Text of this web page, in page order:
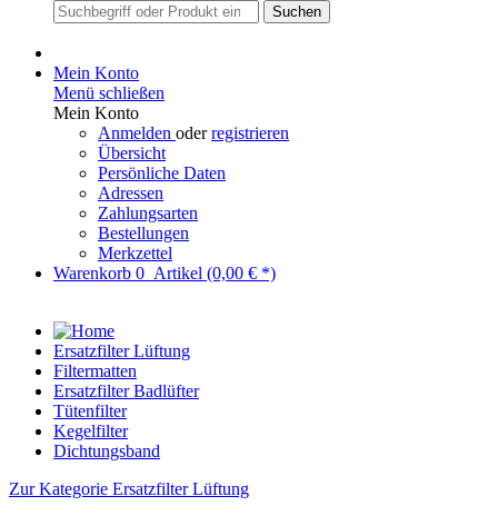
Suchen
Mein Konto
Menü schließen
Mein Konto
Anmelden oderregistrieren
Übersicht
Persönliche Daten
Adressen
Zahlungsarten
Bestellungen
Merkzettel
Warenkorb 0 Artikel (0,00 € *)
Ersatzfilter Lüftung
Filtermatten
Ersatzfilter Badlüfter
Tütenfilter
Kegelfilter
Dichtungsband
Zur Kategorie Ersatzfilter Lüftung